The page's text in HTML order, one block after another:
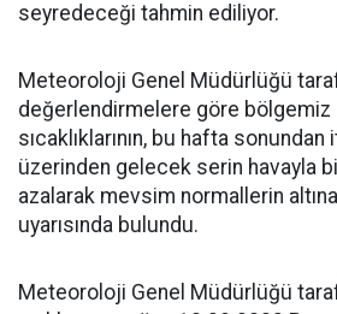
seyredeceği tahmin ediliyor.
Meteoroloji Genel Müdürlüğü
değerlendirmelere göre bölgemiz
sıcaklıklarının, bu hafta
üzerinden gelecek serin havayla
azalarak mevsim normallerin
uyarısında bulundu.
Meteoroloji Genel Müdürlüğü